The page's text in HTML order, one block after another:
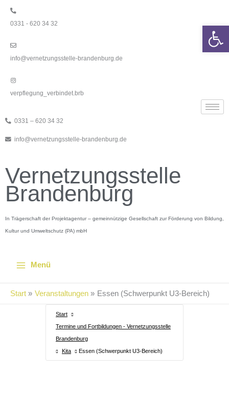
Inhalt
springen
0331 - 620 34 32
info@vernetzungsstelle-brandenburg.de
verpflegung_verbindet.brb
0331 – 620 34 32
info@vernetzungsstelle-brandenburg.de
Vernetzungsstelle
Brandenburg
In Trägerschaft der Projektagentur – gemeinnützige Gesellschaft zur Förderung von Bildung,
Kultur und Umweltschutz (PA) mbH
Menü
Start Veranstaltungen Essen (Schwerpunkt U3-Bereich)
Start
Termine und Fortbildungen - Vernetzungsstelle
Brandenburg
Kita
Essen (Schwerpunkt U3-Bereich)